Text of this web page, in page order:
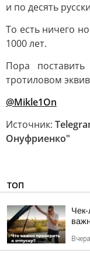
и по десять
То есть ничего
1000 лет.
Пора
тротиловом
@Mikle1On
Источник:
Онуфриенко"
ТОП